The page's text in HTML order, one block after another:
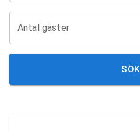
Antal gäster
SÖK